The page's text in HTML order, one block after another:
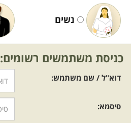
נשים
כניסת משתמשים רשומים:
דוא"ל / שם משתמש:
סיסמא: